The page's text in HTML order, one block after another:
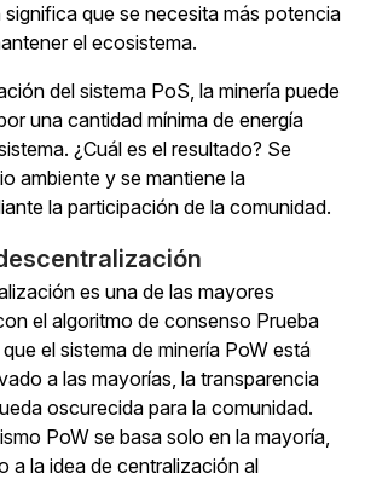
significa que se necesita más potencia
el ecosistema.
del sistema PoS, la minería puede
una cantidad mínima de energía
¿Cuál es el resultado? Se
ambiente y se mantiene la
la participación de la comunidad.
es una de las mayores
el algoritmo de consenso Prueba
el sistema de minería PoW está
a las mayorías, la transparencia
oscurecida para la comunidad.
PoW se basa solo en la mayoría,
a la idea de centralización al